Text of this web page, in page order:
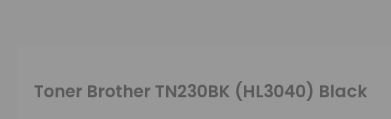
Toner Brother TN230BK (HL3040) Black